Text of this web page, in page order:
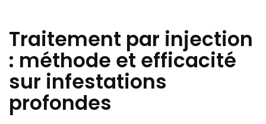
Traitement par injection
: méthode et efficacité
sur infestations
profondes